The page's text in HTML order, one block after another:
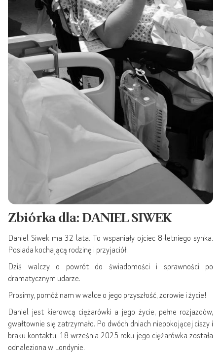
Zbiórka dla: DANIEL SIWEK
Daniel Siwek ma 32 lata. To wspaniały ojciec 8-letniego synka.
Posiada kochającą rodzinę i przyjaciół.
Dziś walczy o powrót do świadomości i sprawności po
dramatycznym udarze.
Prosimy, pomóż nam w walce o jego przyszłość, zdrowie i życie!
Daniel jest kierowcą ciężarówki a jego życie, pełne rozjazdów,
gwałtownie się zatrzymało. Po dwóch dniach niepokojącej ciszy i
braku kontaktu, 18 września 2025 roku jego ciężarówka została
odnaleziona w Londynie.